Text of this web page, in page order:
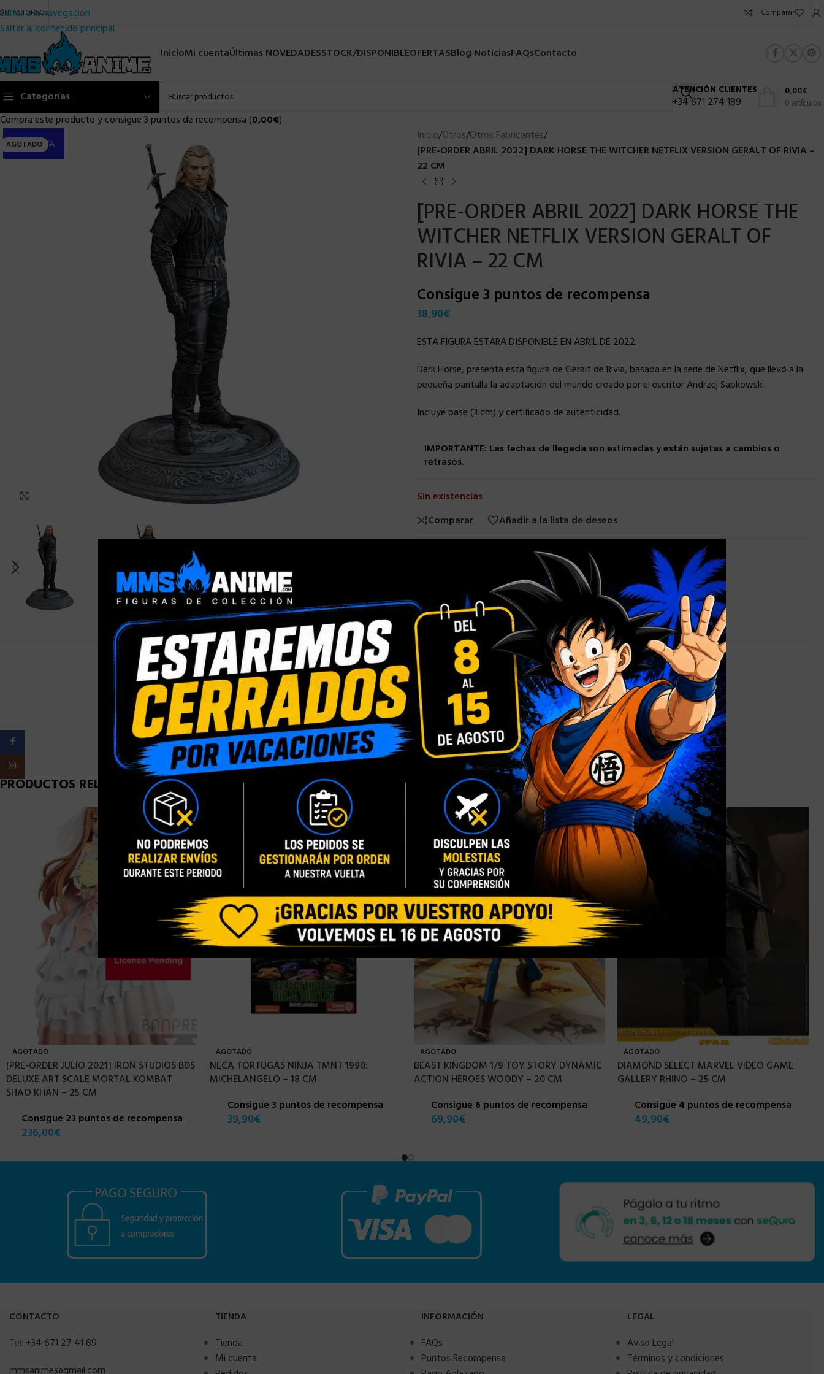
Saltar a la navegación
Saltar al contenido principal
FAQs Comparar
InicioMi cuentaÚltimas NOVEDADESSTOCK/DISPONIBLEOFERTASBlog NoticiasFAQsContacto
Categorías ATENCIÓN CLIENTES
+34 671 274 189 0 artículos
0,00€
Compra este producto y consigue 3 puntos de recompensa (0,00€)
AGOTADO
PRE-VENTA Inicio/Otros/Otros Fabricantes/
[PRE-ORDER ABRIL 2022] DARK HORSE THE WITCHER NETFLIX VERSION GERALT OF RIVIA –
22 CM
[PRE-ORDER ABRIL 2022] DARK HORSE THE
WITCHER NETFLIX VERSION GERALT OF
RIVIA – 22 CM
Consigue 3 puntos de recompensa
38,90€
ESTA FIGURA ESTARA DISPONIBLE EN ABRIL DE 2022.
Dark Horse, presenta esta figura de Geralt de Rivia, basada en la serie de Netflix, que llevó a la
pequeña pantalla la adaptación del mundo creado por el escritor Andrzej Sapkowski.
Incluye base (3 cm) y certificado de autenticidad.
IMPORTANTE: Las fechas de llegada son estimadas y están sujetas a cambios o
retrasos.
Sin existencias
Comparar
Añadir a la lista de deseos
Otros Fabricantes
INFORMACIÓN ADICIONAL VALORACIONES (0)
PESO 1,5 kg
PRODUCTOS RELACIONADOS
AGOTADO
[PRE-ORDER JULIO 2021] IRON STUDIOS BDS
DELUXE ART SCALE MORTAL KOMBAT
SHAO KHAN – 25 CM
Consigue 23 puntos de recompensa
236,00€
AGOTADO
NECA TORTUGAS NINJA TMNT 1990:
MICHELANGELO – 18 CM
Consigue 3 puntos de recompensa
39,90€
AGOTADO
BEAST KINGDOM 1/9 TOY STORY DYNAMIC
ACTION HEROES WOODY – 20 CM
Consigue 6 puntos de recompensa
69,90€
AGOTADO
DIAMOND SELECT MARVEL VIDEO GAME
GALLERY RHINO – 25 CM
Consigue 4 puntos de recompensa
49,90€
CONTACTO
Tel: +34 671 27 41 89
TIENDA
Tienda
Mi cuenta
INFORMACIÓN
FAQs
Puntos Recompensa
LEGAL
Aviso Legal
Términos y condiciones